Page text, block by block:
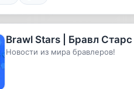
Brawl Stars | Бравл Старс
Новости из мира бравлеров!